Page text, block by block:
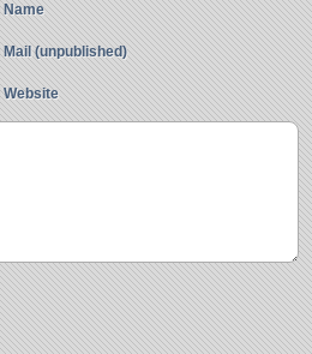
Name
Mail (unpublished)
Website